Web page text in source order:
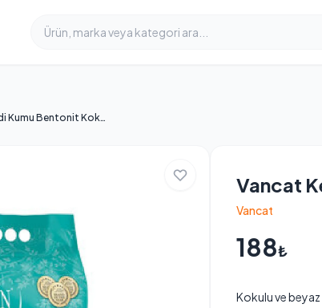
Vancat Kedi Kumu Bentonit Kokulu Beyaz 5 kg
Vancat
Vancat
188₺
Kokulu ve